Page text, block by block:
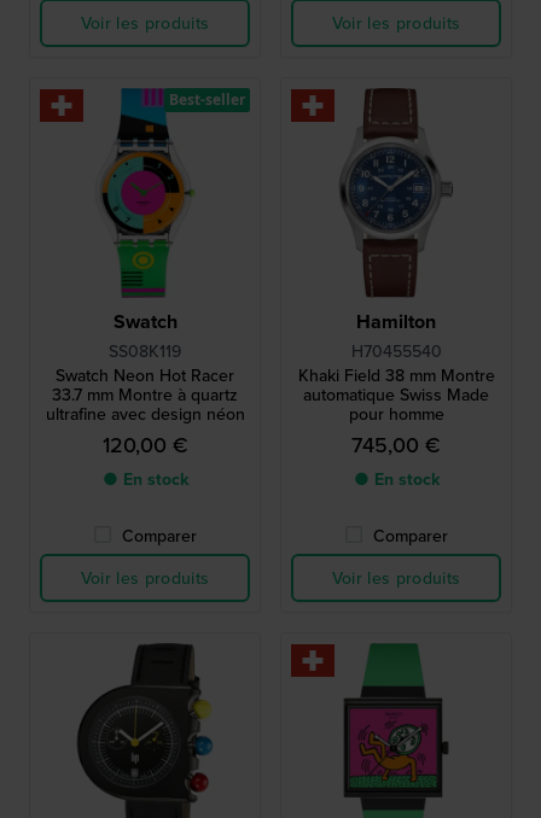
Voir les produits
Voir les produits
Swatch
SS08K119
Swatch Neon Hot Racer
33.7 mm Montre à quartz
ultrafine avec design néon
120,00 €
● En stock
Comparer
Voir les produits
Best-seller
Hamilton
H70455540
Khaki Field 38 mm Montre
automatique Swiss Made
pour homme
745,00 €
● En stock
Comparer
Voir les produits